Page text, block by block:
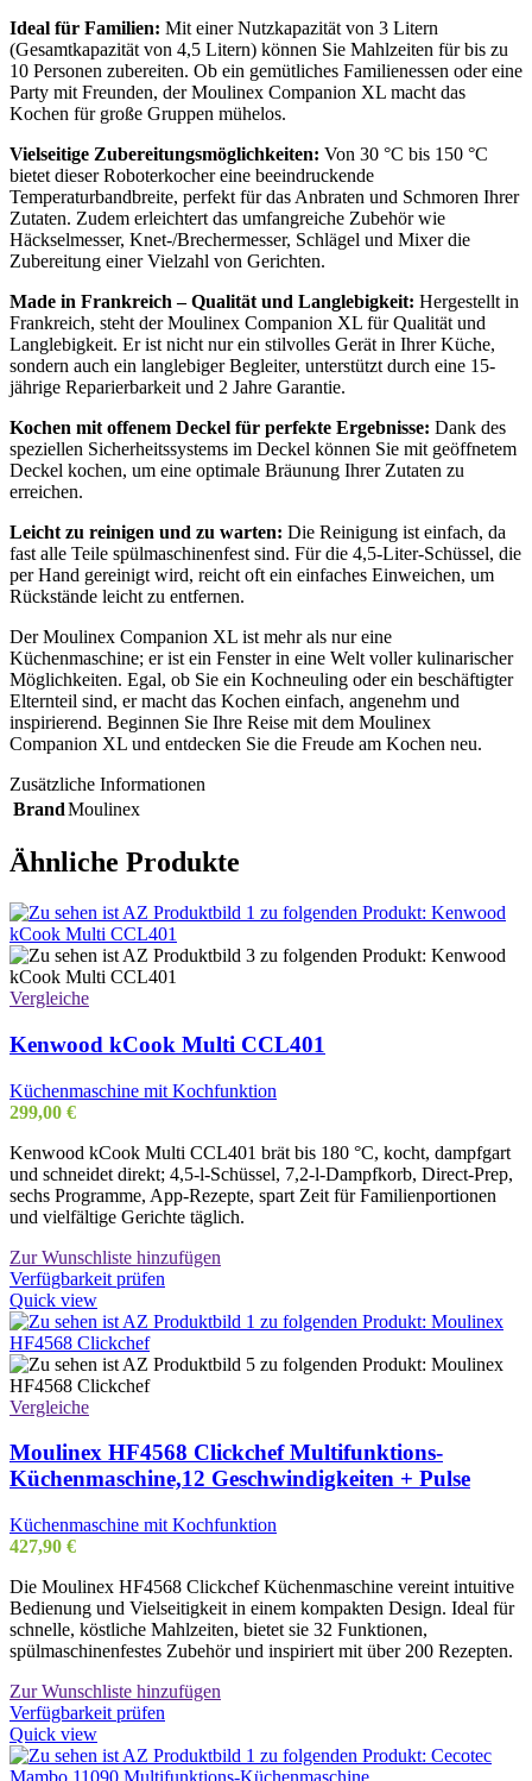
Ideal für Familien: Mit einer Nutzkapazität von 3 Litern
(Gesamtkapazität von 4,5 Litern) können Sie Mahlzeiten für bis zu
10 Personen zubereiten. Ob ein gemütliches Familienessen oder eine
Party mit Freunden, der Moulinex Companion XL macht das
Kochen für große Gruppen mühelos.
Vielseitige Zubereitungsmöglichkeiten: Von 30 °C bis 150 °C
bietet dieser Roboterkocher eine beeindruckende
Temperaturbandbreite, perfekt für das Anbraten und Schmoren Ihrer
Zutaten. Zudem erleichtert das umfangreiche Zubehör wie
Häckselmesser, Knet-/Brechermesser, Schlägel und Mixer die
Zubereitung einer Vielzahl von Gerichten.
Made in Frankreich – Qualität und Langlebigkeit: Hergestellt in
Frankreich, steht der Moulinex Companion XL für Qualität und
Langlebigkeit. Er ist nicht nur ein stilvolles Gerät in Ihrer Küche,
sondern auch ein langlebiger Begleiter, unterstützt durch eine 15-
jährige Reparierbarkeit und 2 Jahre Garantie.
Kochen mit offenem Deckel für perfekte Ergebnisse: Dank des
speziellen Sicherheitssystems im Deckel können Sie mit geöffnetem
Deckel kochen, um eine optimale Bräunung Ihrer Zutaten zu
erreichen.
Leicht zu reinigen und zu warten: Die Reinigung ist einfach, da
fast alle Teile spülmaschinenfest sind. Für die 4,5-Liter-Schüssel, die
per Hand gereinigt wird, reicht oft ein einfaches Einweichen, um
Rückstände leicht zu entfernen.
Der Moulinex Companion XL ist mehr als nur eine
Küchenmaschine; er ist ein Fenster in eine Welt voller kulinarischer
Möglichkeiten. Egal, ob Sie ein Kochneuling oder ein beschäftigter
Elternteil sind, er macht das Kochen einfach, angenehm und
inspirierend. Beginnen Sie Ihre Reise mit dem Moulinex
Companion XL und entdecken Sie die Freude am Kochen neu.
Zusätzliche Informationen
BrandMoulinex
Ähnliche Produkte
Vergleiche
Kenwood kCook Multi CCL401
Küchenmaschine mit Kochfunktion
299,00 €
Kenwood kCook Multi CCL401 brät bis 180 °C, kocht, dampfgart
und schneidet direkt; 4,5-l-Schüssel, 7,2-l-Dampfkorb, Direct-Prep,
sechs Programme, App-Rezepte, spart Zeit für Familienportionen
und vielfältige Gerichte täglich.
Zur Wunschliste hinzufügen
Verfügbarkeit prüfen
Quick view
Vergleiche
Moulinex HF4568 Clickchef Multifunktions-
Küchenmaschine,12 Geschwindigkeiten + Pulse
Küchenmaschine mit Kochfunktion
427,90 €
Die Moulinex HF4568 Clickchef Küchenmaschine vereint intuitive
Bedienung und Vielseitigkeit in einem kompakten Design. Ideal für
schnelle, köstliche Mahlzeiten, bietet sie 32 Funktionen,
spülmaschinenfestes Zubehör und inspiriert mit über 200 Rezepten.
Zur Wunschliste hinzufügen
Verfügbarkeit prüfen
Quick view